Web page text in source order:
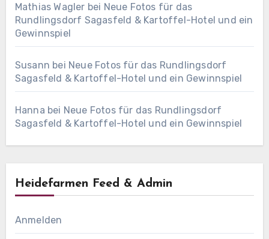
Mathias Wagler bei Neue Fotos für das
Rundlingsdorf Sagasfeld & Kartoffel-Hotel und ein
Gewinnspiel
Susann bei Neue Fotos für das Rundlingsdorf
Sagasfeld & Kartoffel-Hotel und ein Gewinnspiel
Hanna bei Neue Fotos für das Rundlingsdorf
Sagasfeld & Kartoffel-Hotel und ein Gewinnspiel
Heidefarmen Feed & Admin
Anmelden